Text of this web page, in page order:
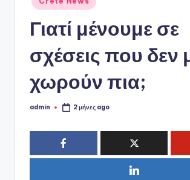
σε
Γιατί μένουμε σε
σχέσεις που δεν
χωρούν πια;
Συγγραφέας:
admin 2 μήνες ago